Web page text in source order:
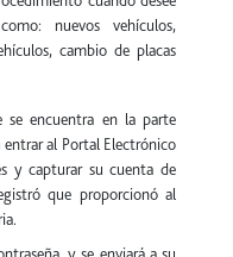
nuevos vehículos,
cambio de placas
encuentra en la parte
al Portal Electrónico
y capturar su cuenta de
que proporcionó al